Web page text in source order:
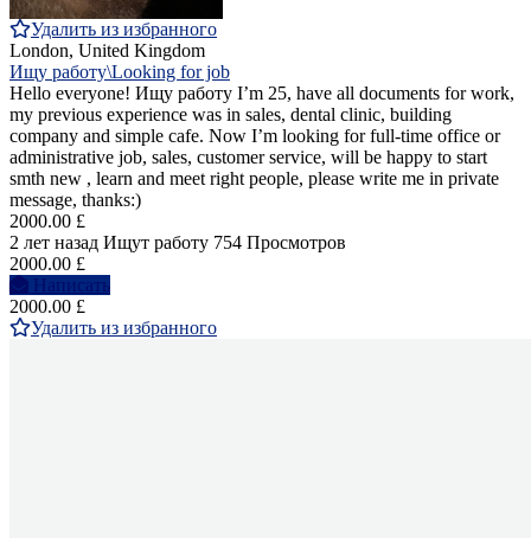
Удалить из избранного
London, United Kingdom
Ищу работу\Looking for job
Hello everyone! Ищу работу I’m 25, have all documents for work,
my previous experience was in sales, dental clinic, building
company and simple cafe. Now I’m looking for full-time office or
administrative job, sales, customer service, will be happy to start
smth new , learn and meet right people, please write me in private
message, thanks:)
2000.00 £
2 лет назад Ищут работу 754 Просмотров
2000.00 £
Написать
2000.00 £
Удалить из избранного